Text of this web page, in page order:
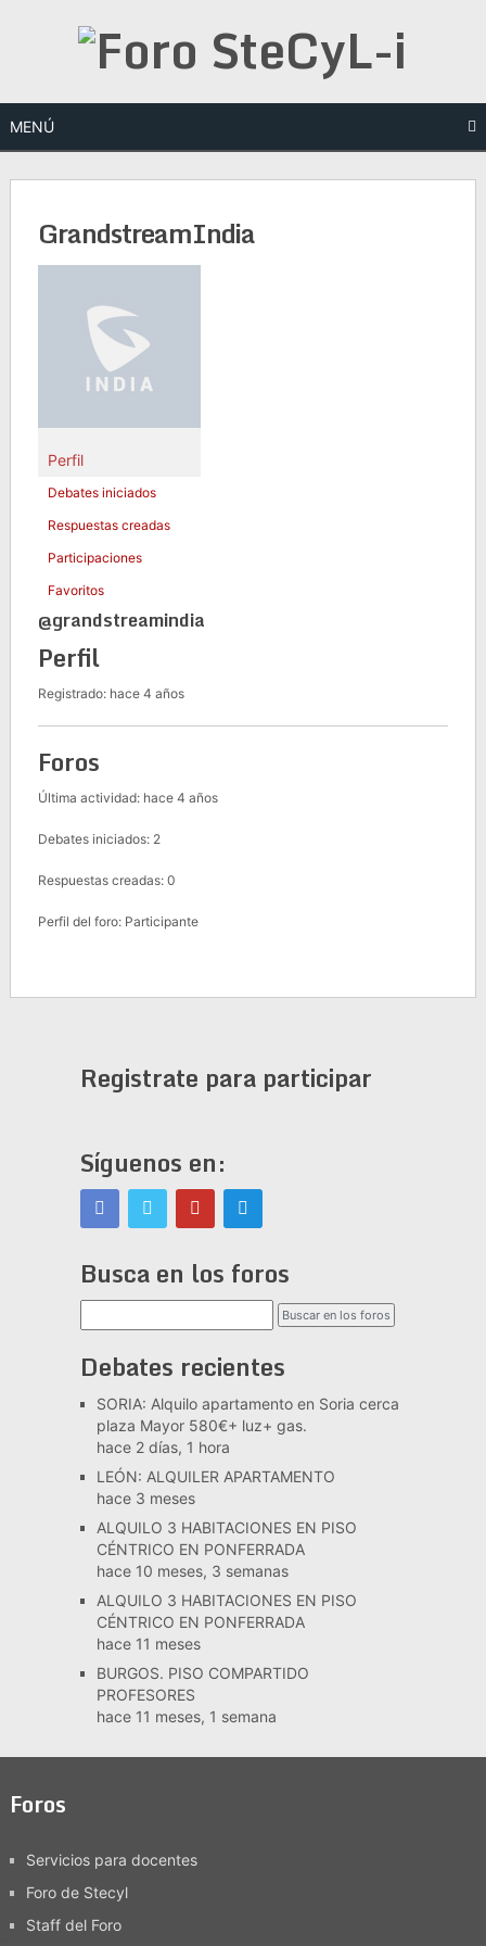
MENÚ
GrandstreamIndia
Perfil
Debates iniciados
Respuestas creadas
Participaciones
Favoritos
@grandstreamindia
Perfil
Registrado: hace 4 años
Foros
Última actividad: hace 4 años
Debates iniciados: 2
Respuestas creadas: 0
Perfil del foro: Participante
Registrate para participar
Síguenos en:
Busca en los foros
Debates recientes
SORIA: Alquilo apartamento en Soria cerca
plaza Mayor 580€+ luz+ gas.
hace 2 días, 1 hora
LEÓN: ALQUILER APARTAMENTO
hace 3 meses
ALQUILO 3 HABITACIONES EN PISO
CÉNTRICO EN PONFERRADA
hace 10 meses, 3 semanas
ALQUILO 3 HABITACIONES EN PISO
CÉNTRICO EN PONFERRADA
hace 11 meses
BURGOS. PISO COMPARTIDO
PROFESORES
hace 11 meses, 1 semana
Foros
Servicios para docentes
Foro de Stecyl
Staff del Foro